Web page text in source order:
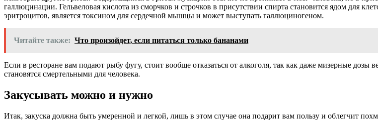
галлюцинации. Гельвеловая кислота из сморчков и строчков в присутствии спирта становится ядом для
эритроцитов, является токсином для сердечной мышцы и может выступать галлюциногеном.
Читайте также: Что произойдет, если питаться только бананами
Если в ресторане вам подают рыбу фугу, стоит вообще отказаться от алкоголя, так как даже мизерные дозы
становятся смертельными для человека.
Закусывать можно и нужно
Итак, закуска должна быть умеренной и легкой, лишь в этом случае она подарит вам пользу и облегчит